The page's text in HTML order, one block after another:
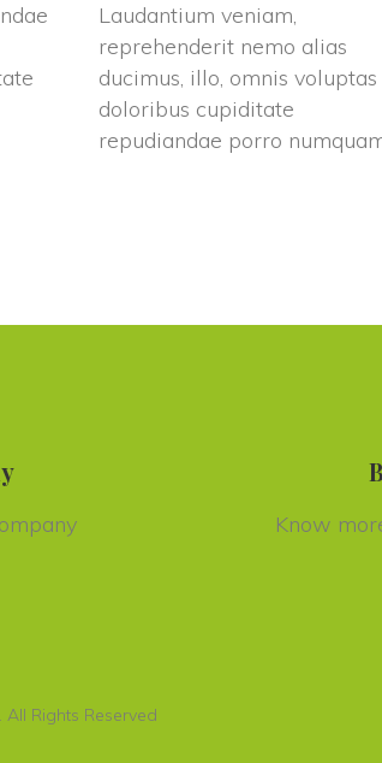
Laudantium veniam,
reprehenderit nemo alias
ducimus, illo, omnis voluptas
doloribus cupiditate
repudiandae porro
Know
Rights Reserved